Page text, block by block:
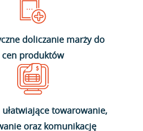
doliczanie marży do
cen produktów
ułatwiające towarowanie,
oraz komunikację